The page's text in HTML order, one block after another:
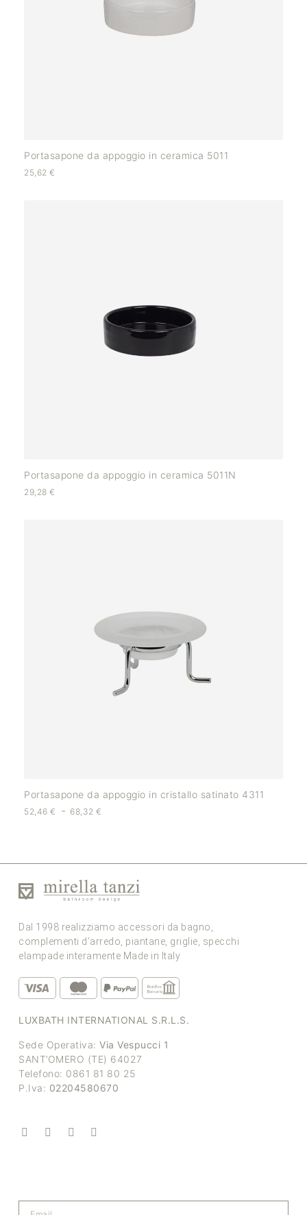
Portasapone da appoggio in ceramica 5011
25,62 €
Portasapone da appoggio in ceramica 5011N
29,28 €
Portasapone da appoggio in cristallo satinato 4311
52,46 € - 68,32€
Dal 1998 realizziamo accessori da bagno,
complementi d’arredo, piantane, griglie, specchi
elampade interamente Made in Italy
LUXBATH INTERNATIONAL S.R.L.S.
Sede Operativa: Via Vespucci 1
SANT’OMERO (TE) 64027
Telefono: 0861 81 80 25
P.Iva: 02204580670